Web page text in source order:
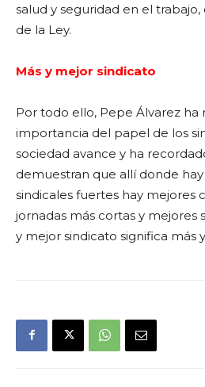
salud y seguridad en el
de la Ley.
Más y mejor sindicato
Por todo ello, Pepe Álvarez ha
importancia del papel de los
sociedad avance y ha
demuestran que allí donde
sindicales fuertes hay mejores
jornadas más cortas y mejores
y mejor sindicato significa más